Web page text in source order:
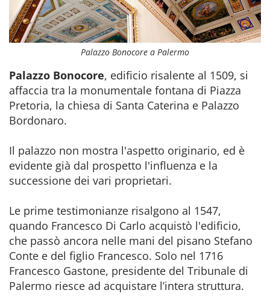
Palazzo Bonocore a Palermo
Palazzo Bonocore, edificio risalente al 1509, si
affaccia tra la monumentale fontana di Piazza
Pretoria, la chiesa di Santa Caterina e Palazzo
Bordonaro.
Il palazzo non mostra l'aspetto originario, ed è
evidente già dal prospetto l'influenza e la
successione dei vari proprietari.
Le prime testimonianze risalgono al 1547,
quando Francesco Di Carlo acquistò l'edificio,
che passò ancora nelle mani del pisano Stefano
Conte e del figlio Francesco. Solo nel 1716
Francesco Gastone, presidente del Tribunale di
Palermo riesce ad acquistare l’intera struttura.